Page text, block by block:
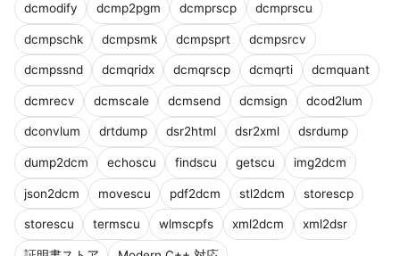
dcmodify dcmp2pgm dcmprscp dcmprscu
dcmpschk dcmpsmk dcmpsprt dcmpsrcv
dcmpssnd dcmqridx dcmqrscp dcmqrti dcmquant
dcmrecv dcmscale dcmsend dcmsign dcod2lum
dconvlum drtdump dsr2html dsr2xml dsrdump
dump2dcm echoscu findscu getscu img2dcm
json2dcm movescu pdf2dcm stl2dcm storescp
storescu termscu wlmscpfs xml2dcm xml2dsr